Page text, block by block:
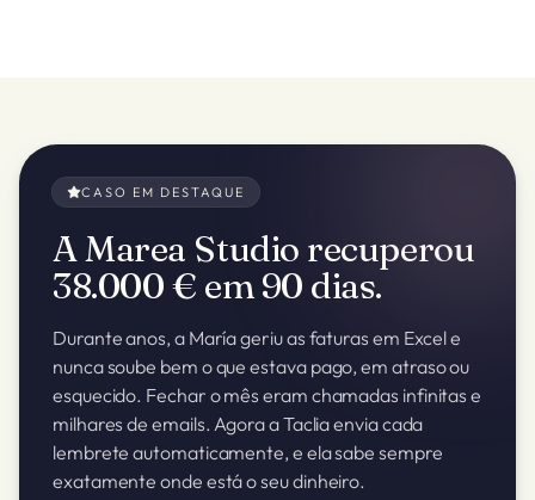
CASO EM DESTAQUE
A Marea Studio recuperou
38.000 € em 90 dias.
Durante anos, a María geriu as faturas em Excel e
nunca soube bem o que estava pago, em atraso ou
esquecido. Fechar o mês eram chamadas infinitas e
milhares de emails. Agora a Taclia envia cada
lembrete automaticamente, e ela sabe sempre
exatamente onde está o seu dinheiro.